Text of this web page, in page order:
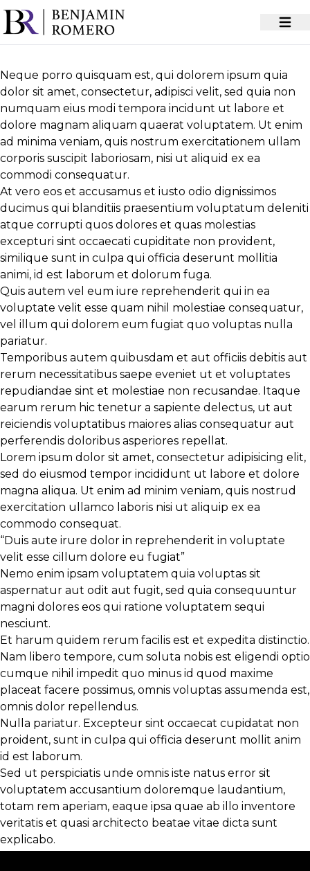
Neque porro quisquam est, qui dolorem ipsum quia
dolor sit amet, consectetur, adipisci velit, sed quia non
numquam eius modi tempora incidunt ut labore et
dolore magnam aliquam quaerat voluptatem. Ut enim
ad minima veniam, quis nostrum exercitationem ullam
corporis suscipit laboriosam, nisi ut aliquid ex ea
commodi consequatur.
At vero eos et accusamus et iusto odio dignissimos
ducimus qui blanditiis praesentium voluptatum deleniti
atque corrupti quos dolores et quas molestias
excepturi sint occaecati cupiditate non provident,
similique sunt in culpa qui officia deserunt mollitia
animi, id est laborum et dolorum fuga.
Quis autem vel eum iure reprehenderit qui in ea
voluptate velit esse quam nihil molestiae consequatur,
vel illum qui dolorem eum fugiat quo voluptas nulla
pariatur.
Temporibus autem quibusdam et aut officiis debitis aut
rerum necessitatibus saepe eveniet ut et voluptates
repudiandae sint et molestiae non recusandae. Itaque
earum rerum hic tenetur a sapiente delectus, ut aut
reiciendis voluptatibus maiores alias consequatur aut
perferendis doloribus asperiores repellat.
Lorem ipsum dolor sit amet, consectetur adipisicing elit,
sed do eiusmod tempor incididunt ut labore et dolore
magna aliqua. Ut enim ad minim veniam, quis nostrud
exercitation ullamco laboris nisi ut aliquip ex ea
commodo consequat.
“Duis aute irure dolor in reprehenderit in voluptate
velit esse cillum dolore eu fugiat”
Nemo enim ipsam voluptatem quia voluptas sit
aspernatur aut odit aut fugit, sed quia consequuntur
magni dolores eos qui ratione voluptatem sequi
nesciunt.
Et harum quidem rerum facilis est et expedita distinctio.
Nam libero tempore, cum soluta nobis est eligendi optio
cumque nihil impedit quo minus id quod maxime
placeat facere possimus, omnis voluptas assumenda est,
omnis dolor repellendus.
Nulla pariatur. Excepteur sint occaecat cupidatat non
proident, sunt in culpa qui officia deserunt mollit anim
id est laborum.
Sed ut perspiciatis unde omnis iste natus error sit
voluptatem accusantium doloremque laudantium,
totam rem aperiam, eaque ipsa quae ab illo inventore
veritatis et quasi architecto beatae vitae dicta sunt
explicabo.